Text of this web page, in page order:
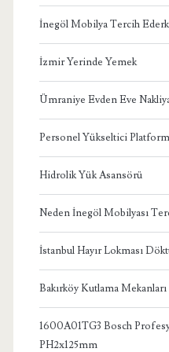
İnegöl Mobilya Tercih
İzmir Yerinde Yemek
Ümraniye Evden Eve
Personel Yükseltici
Hidrolik Yük Asansörü
Neden İnegöl Mobilyası
İstanbul Hayır Lokması
Bakırköy Kutlama Mekanları
1600A01TG3 Bosch
PH2x125mm